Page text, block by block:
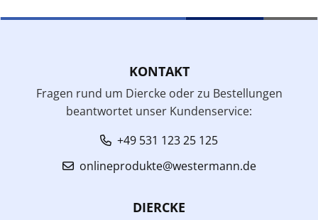
KONTAKT
Fragen rund um Diercke oder zu Bestellungen
beantwortet unser Kundenservice:
+49 531 123 25 125
onlineprodukte@westermann.de
DIERCKE